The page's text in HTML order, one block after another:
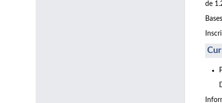
de